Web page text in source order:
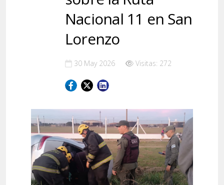
Nacional 11 en San
Lorenzo
30 May 2026 Visitas: 272